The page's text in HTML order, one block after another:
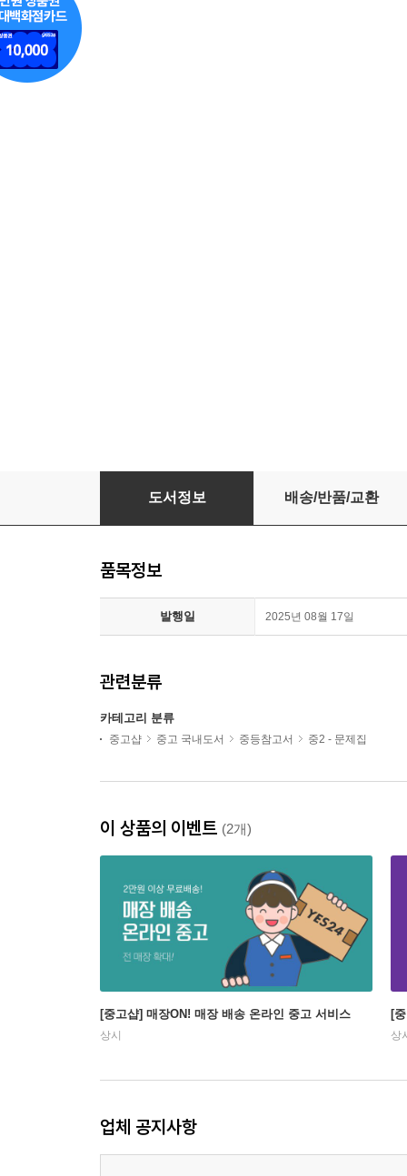
2026년 비상교육 중학교 역사 2 평가문제집 (
도서정보 배송/반품/교환
품목정보
발행일 2025년 08월 17일
관련분류
카테고리 분류
중고샵 중고 국내도서 중등참고서 중2 - 문제집
이 상품의 이벤트 (2개)
[중고샵] 매장ON! 매장 배송 온라인 중고 서비스
상시
[
상
업체 공지사항